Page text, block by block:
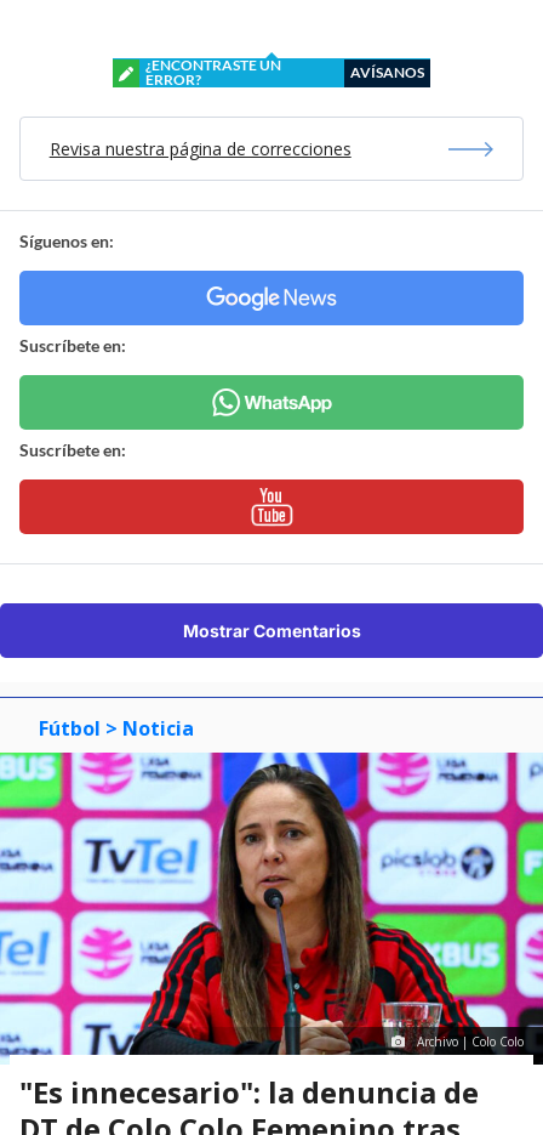
¿ENCONTRASTE UN
ERROR?
AVÍSANOS
Revisa nuestra página de correcciones
Síguenos en:
Suscríbete en:
Suscríbete en:
Mostrar Comentarios
Fútbol > Noticia
Archivo | Colo Colo
"Es innecesario": la denuncia de